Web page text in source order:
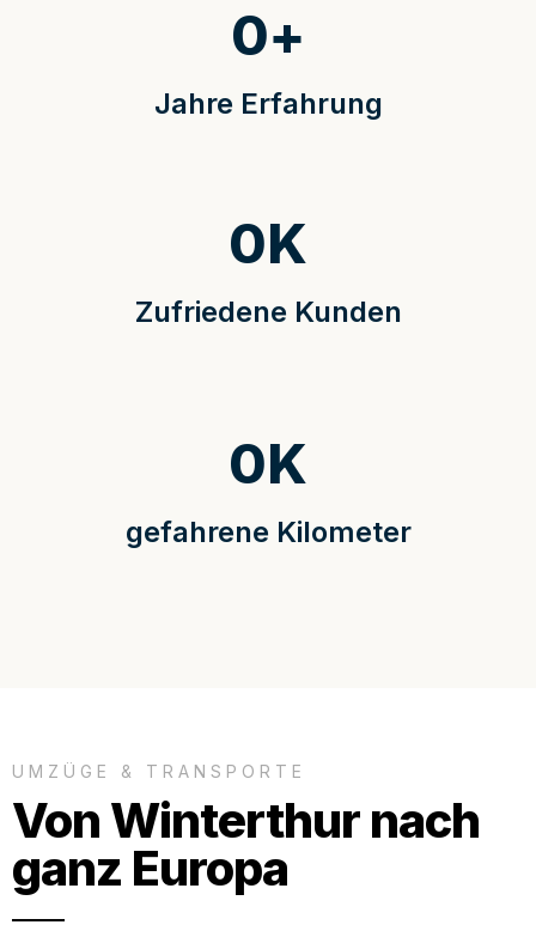
Jahre Erfahrung
0+
Zufriedene Kunden
0K
gefahrene Kilometer
0K
UMZÜGE & TRANSPORTE
Von Winterthur nach
ganz Europa